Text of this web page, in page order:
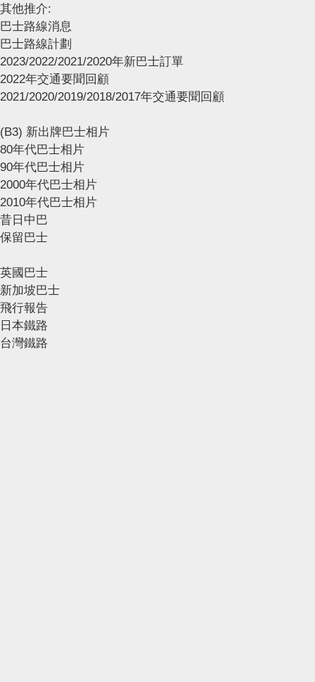
其他推介:
巴士路線消息
巴士路線計劃
2023/2022/2021/2020年新巴士訂單
2022年交通要聞回顧
2021/2020/2019/2018/2017年交通要聞回顧
(B3) 新出牌巴士相片
80年代巴士相片
90年代巴士相片
2000年代巴士相片
2010年代巴士相片
昔日中巴
保留巴士
英國巴士
新加坡巴士
飛行報告
日本鐵路
台灣鐵路